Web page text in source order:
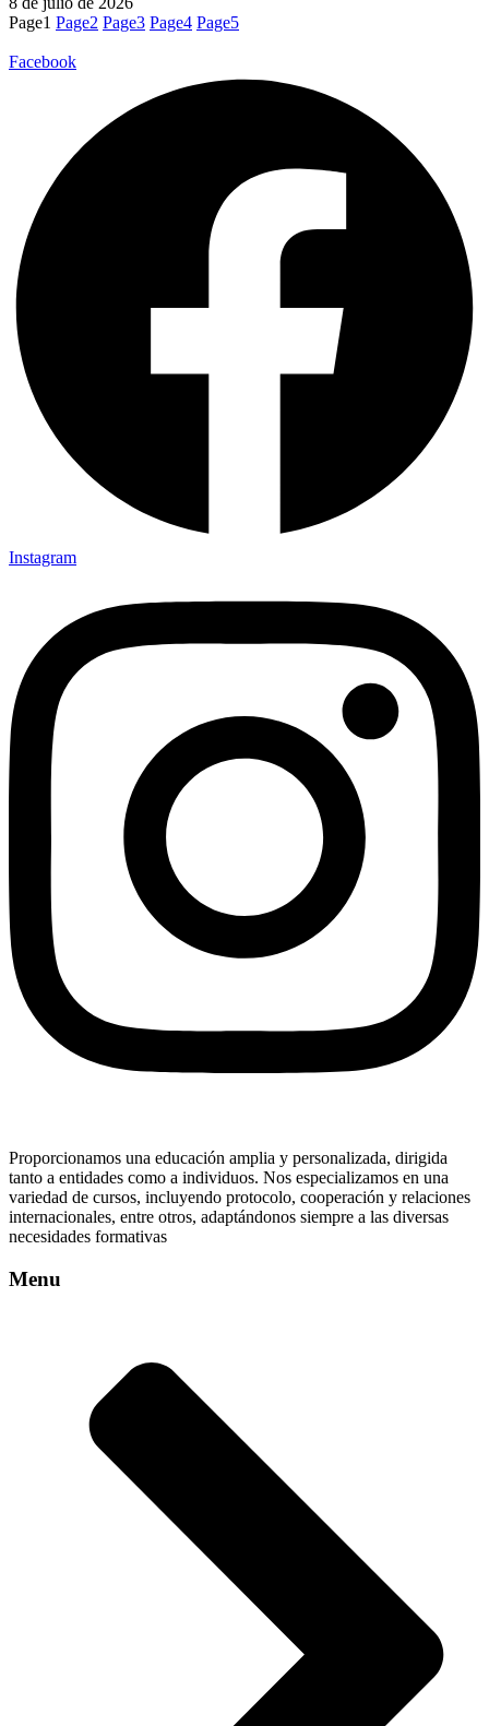
Page1 Page2 Page3 Page4 Page5
Facebook
Instagram
Proporcionamos una educación amplia y personalizada, dirigida
tanto a entidades como a individuos. Nos especializamos en una
variedad de cursos, incluyendo protocolo, cooperación y relaciones
internacionales, entre otros, adaptándonos siempre a las diversas
necesidades formativas
Menu